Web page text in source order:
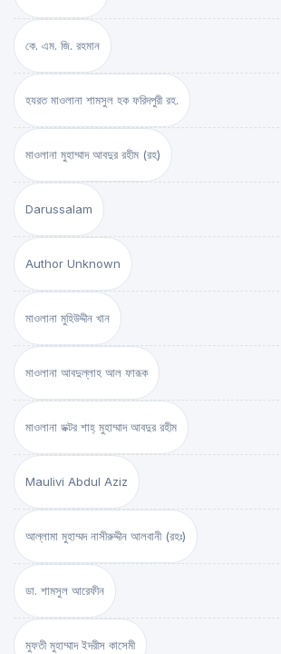
কে. এম. জি. রহমান
হযরত মাওলানা শামসুল হক ফরিদপুরী রহ.
মাওলানা মুহাম্মাদ আবদুর রহীম (রহ)
Darussalam
Author Unknown
মাওলানা মুহিউদ্দীন খান
মাওলানা আবদুল্লাহ আল ফারূক
মাওলানা ডক্টর শাহ্‌ মুহাম্মাদ আবদুর রহীম
Maulivi Abdul Aziz
আল্লামা মুহাম্মদ নাসীরুদ্দীন আলবানী (রহঃ)
ডা. শামসুল আরেফীন
মুফতী মুহাম্মাদ ইদরীস কাসেমী